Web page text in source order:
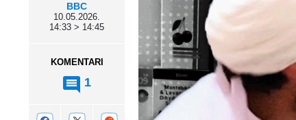
BBC
10.05.2026.
14:33 > 14:45
KOMENTARI
1